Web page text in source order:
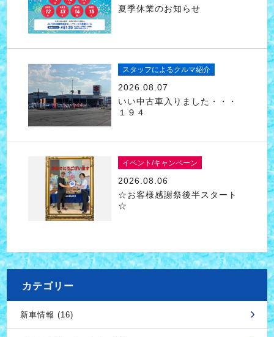
夏季休業のお知らせ
スタッフによるクルマ紹介
2026.08.07
いい中古車入りました・・・
１９４
イベント/キャンペーン
2026.08.06
☆お客様感謝祭後半スタート
☆
カテゴリー
新車情報 (16)